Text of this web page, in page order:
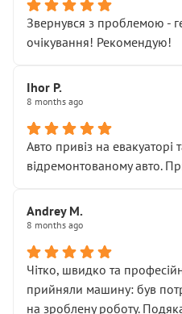
( ну все зняли та доробили)
Окремий момент, який
мені заявили, що бачок
Що прикро — це не перший
пояснили, що це “старі
Але після нинішнього
Я — клієнт, який працює на
Хотілося б більше:
• прозорості в роботах і
• реальної діагностики, а
На жаль, складається
Стосовно комунікації - все
Звернувся з проблемою -
очікування! Рекомендую!
Ihor P.
8 months ago
Авто привіз на
відремонтованому авто.
Andrey M.
8 months ago
Чітко, швидко та
прийняли машину: був
на зроблену роботу.